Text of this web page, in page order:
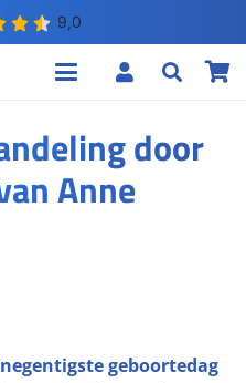
door
Anne
geboortedag